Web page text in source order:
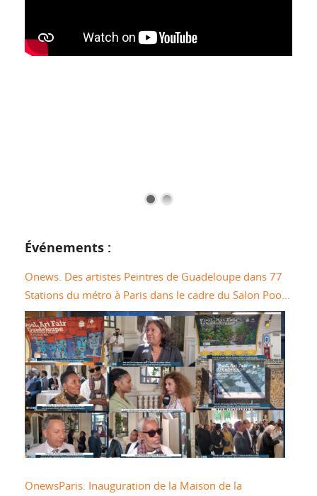
Événements :
Onews. Des artistes Peintres de Guadeloupe dans 77
Stations du métro à Paris dans le cadre du Salon Pool
Art Fair
OnewsParis. Inauguration de la Maison de la